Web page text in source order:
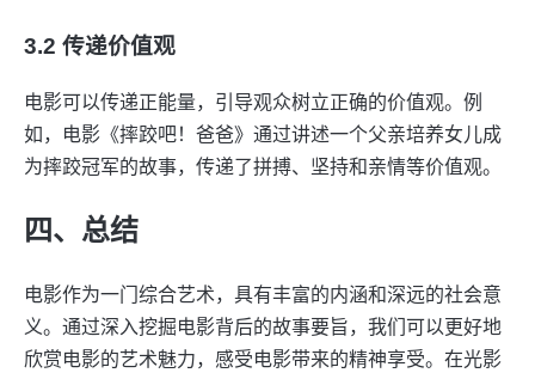
3.2 传递价值观
电影可以传递正能量，引导观众树立正确的价值观。例
如，电影《摔跤吧！爸爸》通过讲述一个父亲培养女儿成
为摔跤冠军的故事，传递了拼搏、坚持和亲情等价值观。
四、总结
电影作为一门综合艺术，具有丰富的内涵和深远的社会意
义。通过深入挖掘电影背后的故事要旨，我们可以更好地
欣赏电影的艺术魅力，感受电影带来的精神享受。在光影